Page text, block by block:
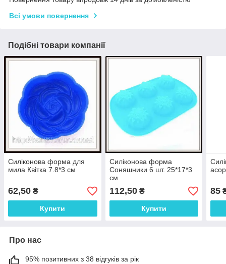
Всі умови повернення
Подібні товари компанії
Силіконова форма для
мила Квітка 7.8*3 см
62,50 ₴
Купити
Силіконова форма
Соняшники 6 шт. 25*17*3
см
112,50₴
Купити
85
Про нас
95% позитивних з 38 відгуків за рік